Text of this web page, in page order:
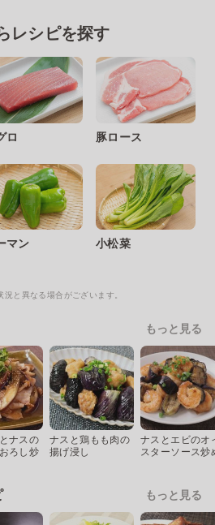
レシピを探す
ロ 豚ロース
マン 小松菜
と異なる場合がございます。
もっと見る
ナスの
ろし炒
ナスと鶏もも肉の
揚げ浸し
ナスとエビのオ
スターソース炒
もっと見る